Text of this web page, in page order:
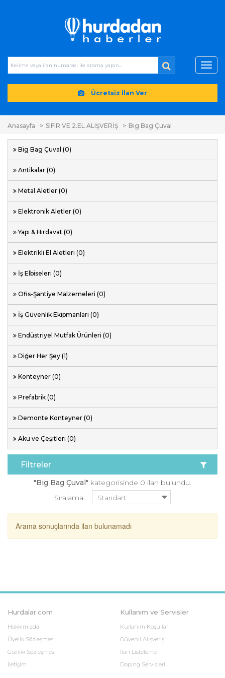
Ücretsiz İlan Ver
Anasayfa SIFIR VE 2.EL ALIŞVERİŞ Big Bag Çuval
Big Bag Çuval (0)
Antikalar (0)
Metal Aletler (0)
Elektronik Aletler (0)
Yapı & Hırdavat (0)
Elektrikli El Aletleri (0)
İş Elbiseleri (0)
Ofis-Şantiye Malzemeleri (0)
İş Güvenlik Ekipmanları (0)
Endüstriyel Mutfak Ürünleri (0)
Diğer Her Şey (1)
Konteyner (0)
Prefabrik (0)
Demonte Konteyner (0)
Akü ve Çeşitleri (0)
Filtreler
"Big Bag Çuval" kategorisinde 0 ilan bulundu.
Sıralama:
Arama sonuçlarında ilan bulunamadı
Hurdalar.com
Hakkımızda
Üyelik Sözleşmesi
Gizlilik Sözleşmesi
İletişim
Kullanım ve Servisler
Kullanım Koşulları
Güvenli Alışveriş
İlan Listeleme
Doping Servisleri